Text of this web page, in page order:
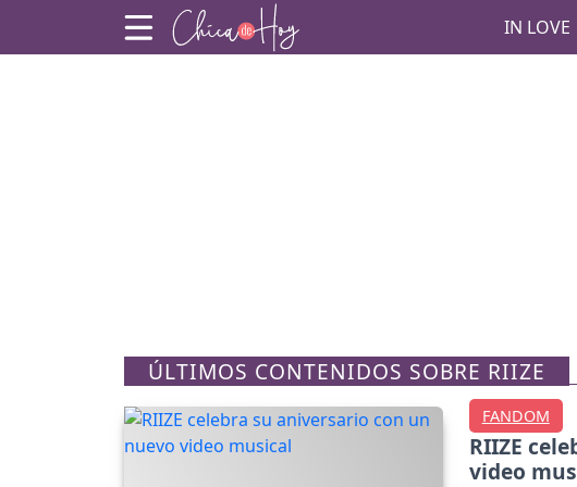
IN LOVE
ÚLTIMOS CONTENIDOS SOBRE RIIZE
FANDOM
RIIZE
video